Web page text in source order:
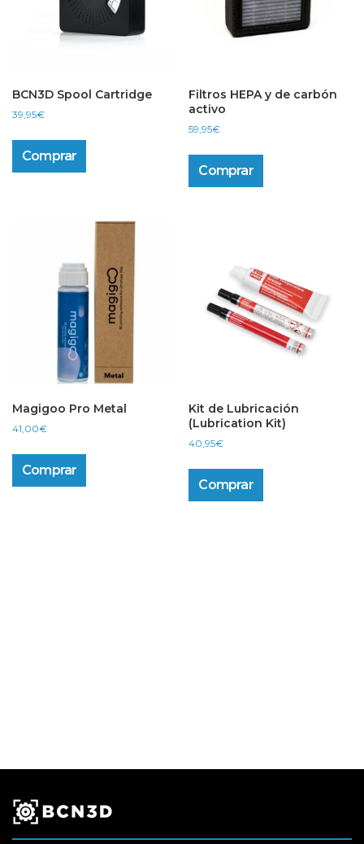
BCN3D Spool Cartridge
39,95€
Comprar
Filtros HEPA y de carbón
activo
59,95€
Comprar
Magigoo Pro Metal
41,00€
Comprar
Kit de Lubricación
(Lubrication Kit)
40,95€
Comprar